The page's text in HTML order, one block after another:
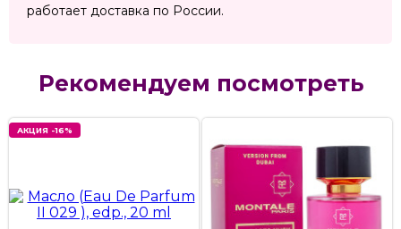
работает доставка по России.
Рекомендуем посмотреть
АКЦИЯ -16%